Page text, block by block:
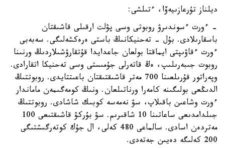
ديلناز تۇرعازىيەۆا، ءتىلشى:
- ءورت ءسوندىرۋ روبوتى وسى پۋلت ارقىلى قاشىقتان
باسقارىلادى. بۇل - تەحنيكانىڭ باستى ەرەكشەلىگى. سەبەبى
ءورت ءقاۋىپتى ايماقتا بولعان جاعدايدا قۇتقارۋشىلاردىڭ ورنىنا
روبوت جىبەرىلىپ، ەڭ قاتەرلى جۇمىستى وسى تەحنيكا اتقارادى.
وپەراتور قۇرىلعىنا 700 مەتر قاشىقتىقتان باعىتتايدى. روبوتتىڭ
الدىڭعى بولىگىنە كامەرا ورناتىلعان. ونىڭ كومەگىمەن ماماندار
ءورت وشاعىن باقىلاپ، سۋ نەمەسە كوبىك شاشادى. روبوتتىڭ
جىلدامدىعى ساعاتىنا 10 شاقىرىم. سۋ بۇركۋ قاشىقتىعى 100
مەتردەن اسادى. سالماعى 480 كەلى، ال جۇك كوتەرگىشتىگى
200 كەلىگە دەيىن جەتەدى.